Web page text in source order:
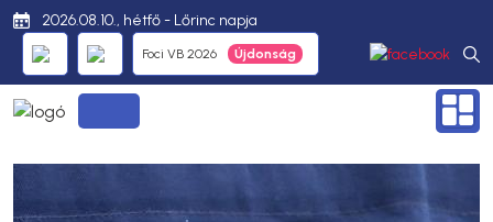
2026.08.10., hétfő - Lőrinc napja
Foci VB 2026